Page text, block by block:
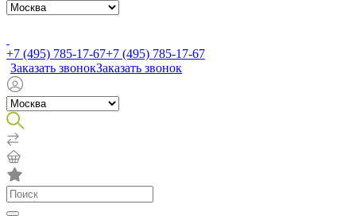
+7 (495) 785-17-67+7 (495) 785-17-67
Заказать звонокЗаказать звонок